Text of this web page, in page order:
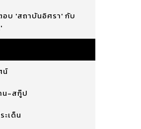
อบ 'สถาบันอิศรา' กับ
น์
น-สกู๊ป
ะเด็น